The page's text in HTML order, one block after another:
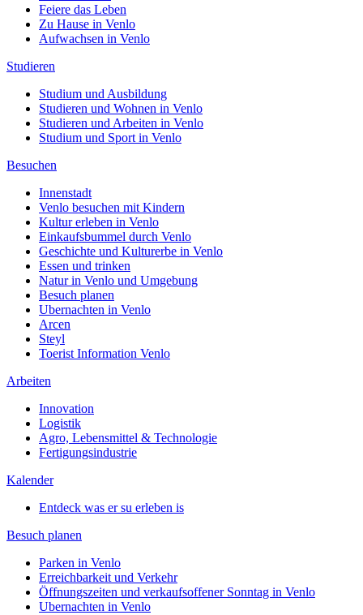
Feiere das Leben
Zu Hause in Venlo
Aufwachsen in Venlo
Studieren
Studium und Ausbildung
Studieren und Wohnen in Venlo
Studieren und Arbeiten in Venlo
Studium und Sport in Venlo
Besuchen
Innenstadt
Venlo besuchen mit Kindern
Kultur erleben in Venlo
Einkaufsbummel durch Venlo
Geschichte und Kulturerbe in Venlo
Essen und trinken
Natur in Venlo und Umgebung
Besuch planen
Ubernachten in Venlo
Arcen
Steyl
Toerist Information Venlo
Arbeiten
Innovation
Logistik
Agro, Lebensmittel & Technologie
Fertigungsindustrie
Kalender
Entdeck was er su erleben is
Besuch planen
Parken in Venlo
Erreichbarkeit und Verkehr
Öffnungszeiten und verkaufsoffener Sonntag in Venlo
Ubernachten in Venlo